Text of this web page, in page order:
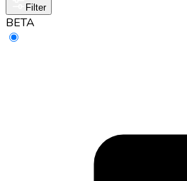
Filter
BETA